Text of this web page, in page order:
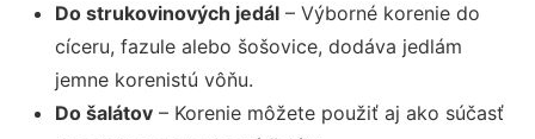
Do strukovinových jedál – Výborné korenie do
cíceru, fazule alebo šošovice, dodáva jedlám
jemne korenistú vôňu.
Do šalátov – Korenie môžete použiť aj ako súčasť